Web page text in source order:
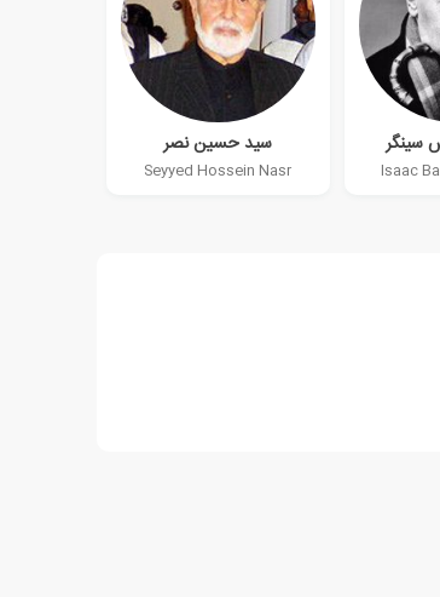
سینگر
Isaac
سید حسین نصر
Seyyed Hossein Nasr